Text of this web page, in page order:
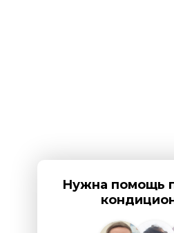
Нужна помощь